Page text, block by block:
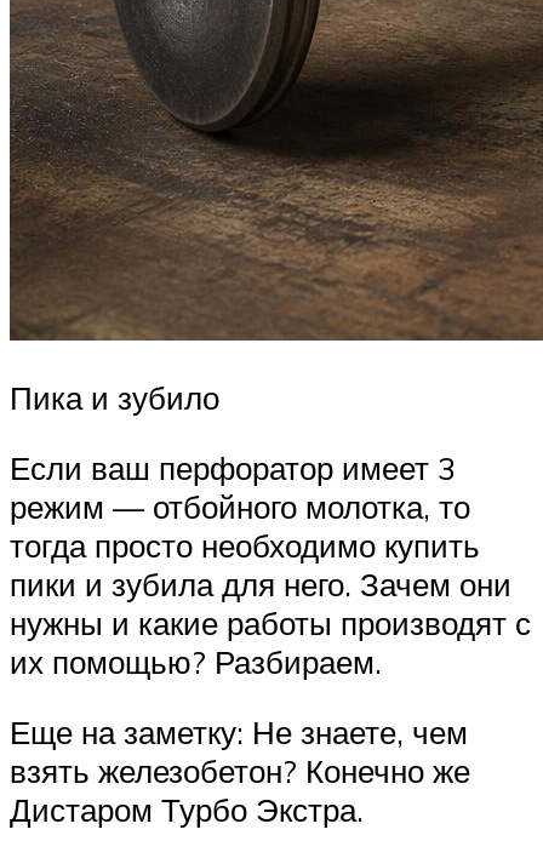
Пика и зубило
Если ваш перфоратор имеет 3
режим — отбойного молотка, то
тогда просто необходимо купить
пики и зубила для него. Зачем они
нужны и какие работы производят с
их помощью? Разбираем.
Еще на заметку: Не знаете, чем
взять железобетон? Конечно же
Дистаром Турбо Экстра.